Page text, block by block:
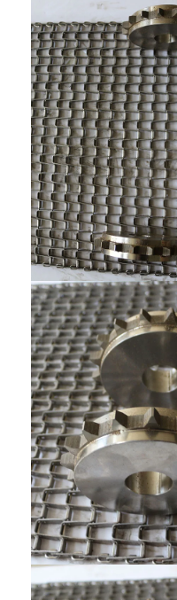
বাড়ি
পণ্য
আমাদের সম্পর্কে
কারখানা ভ্রমণ
মান নিয়ন্ত্রণ
আমাদের সাথে যোগাযোগ করুন
খবর
সব ক্ষেত্রেই
স্টেইনলেস স্টীল জাল বেল্ট
সর্পিল তারের জাল
উচ্চ তাপমাত্রা তারের জাল